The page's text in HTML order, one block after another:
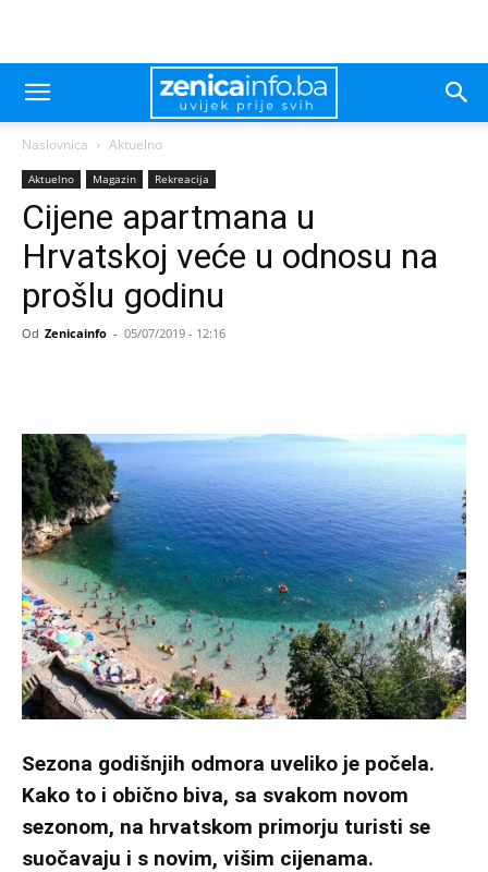
Naslovnica Aktuelno
Aktuelno Magazin Rekreacija
Cijene apartmana u
Hrvatskoj veće u odnosu na
prošlu godinu
Od Zenicainfo - 05/07/2019 - 12:16
Sezona godišnjih odmora uveliko je počela.
Kako to i obično biva, sa svakom novom
sezonom, na hrvatskom primorju turisti se
suočavaju i s novim, višim cijenama.